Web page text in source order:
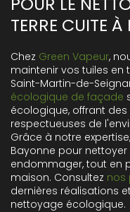
TERRE CUITE
Chez Green Vapeur,
maintenir vos tuiles en
Saint-Martin-de-
écologique de façade
écologique, offrant
respectueuses de
Grâce à notre
Bayonne pour
endommager, tout en
maison. Consultez nos
dernières réalisations
nettoyage écologique.